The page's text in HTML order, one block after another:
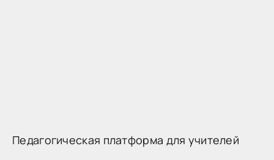
Педагогическая платформа для учителей